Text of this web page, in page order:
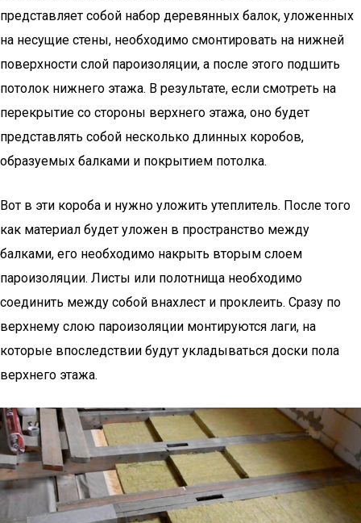
представляет собой набор деревянных балок, уложенных
на несущие стены, необходимо смонтировать на нижней
поверхности слой пароизоляции, а после этого подшить
потолок нижнего этажа. В результате, если смотреть на
перекрытие со стороны верхнего этажа, оно будет
представлять собой несколько длинных коробов,
образуемых балками и покрытием потолка.
Вот в эти короба и нужно уложить утеплитель. После того
как материал будет уложен в пространство между
балками, его необходимо накрыть вторым слоем
пароизоляции. Листы или полотнища необходимо
соединить между собой внахлест и проклеить. Сразу по
верхнему слою пароизоляции монтируются лаги, на
которые впоследствии будут укладываться доски пола
верхнего этажа.